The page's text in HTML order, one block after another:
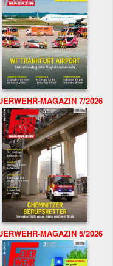
MAGAZIN 7/2026
MAGAZIN 5/2026